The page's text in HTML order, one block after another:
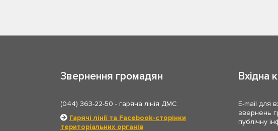
Звернення громадян
(044) 363-22-50 - гаряча лінія ДМС
Гарячі лінії та Facebook-сторінки
територіальних органів
Вхідна
E-mail для
звернень
публічну